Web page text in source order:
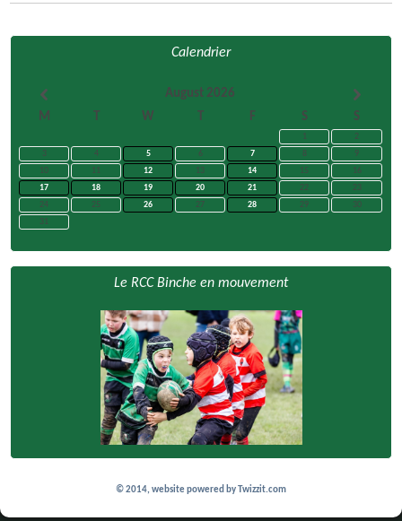
Calendrier
August 2026
M
T W T F S S
1
2
3
4 5 6 7 8
9
10
11 12 13 14 15
16
17
18 19 20 21 22
23
24
25 26 27 28 29
30
31
Le RCC Binche en mouvement
© 2014, website powered byTwizzit.com